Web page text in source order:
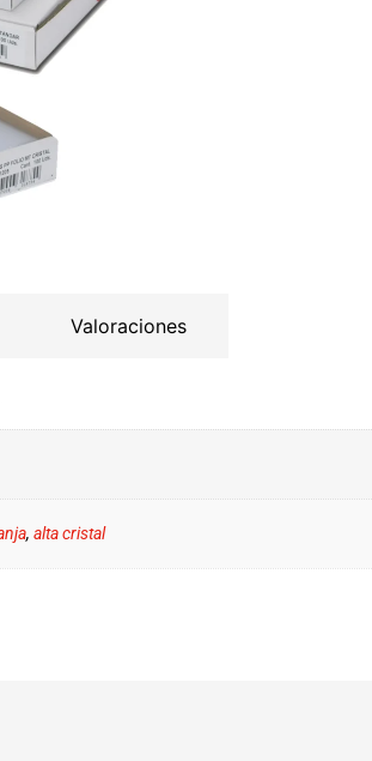
Valoraciones
, alta cristal